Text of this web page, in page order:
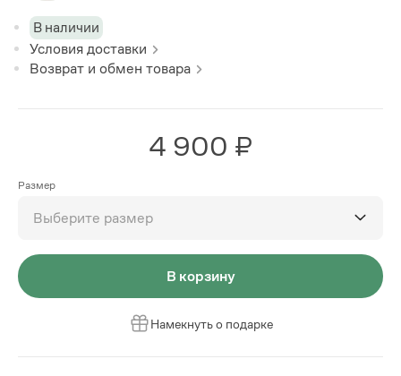
В наличии
Условия доставки
Возврат и обмен товара
4 900 ₽
Размер
Выберите размер
В корзину
Намекнуть о подарке